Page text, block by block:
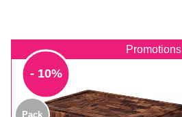
Promotions
- 10%
Pack